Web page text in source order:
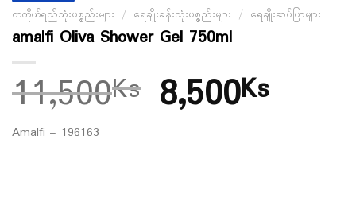
တကိုယ်ရည်သုံးပစ္စည်းများ / ရေချိုးခန်းသုံးပစ္စည်းများ / ရေချိုးဆပ်ပြာများ
amalfi Oliva Shower Gel 750ml
11,500Ks 8,500Ks
Amalfi – 196163